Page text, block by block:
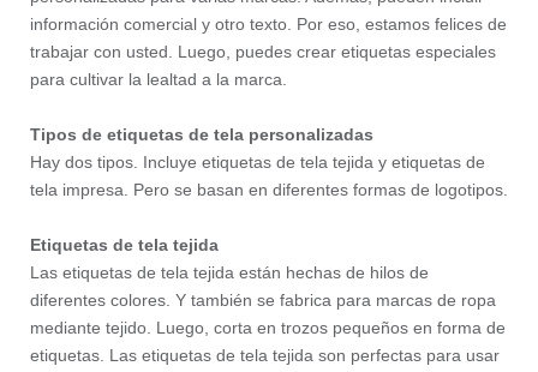
información comercial y otro texto. Por eso, estamos felices de
trabajar con usted. Luego, puedes crear etiquetas especiales
para cultivar la lealtad a la marca.
Tipos de etiquetas de tela personalizadas
Hay dos tipos. Incluye etiquetas de tela tejida y etiquetas de
tela impresa. Pero se basan en diferentes formas de logotipos.
Etiquetas de tela tejida
Las etiquetas de tela tejida están hechas de hilos de
diferentes colores. Y también se fabrica para marcas de ropa
mediante tejido. Luego, corta en trozos pequeños en forma de
etiquetas. Las etiquetas de tela tejida son perfectas para usar